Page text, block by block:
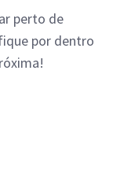
perto de
por dentro